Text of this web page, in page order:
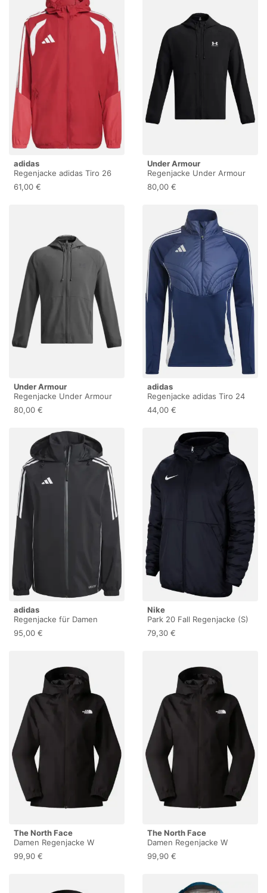
adidas
Regenjacke adidas Tiro 26
Competition
61,00 €
Under Armour
Regenjacke Under Armour
Stretch Woven
80,00 €
Under Armour
Regenjacke Under Armour
Stretch Woven
80,00 €
adidas
Regenjacke adidas Tiro 24
44,00 €
adidas
Regenjacke für Damen
adidas Tiro 24
95,00 €
Nike
Park 20 Fall Regenjacke (S)
(CW6157)
79,30 €
The North Face
Damen Regenjacke W
QUEST MONO JACKET
99,90 €
The North Face
Damen Regenjacke W
QUEST MONO JACKET
99,90 €